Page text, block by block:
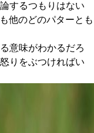
するつもりはない
他のどのパターとも
意味がわかるだろ
りをぶつければい